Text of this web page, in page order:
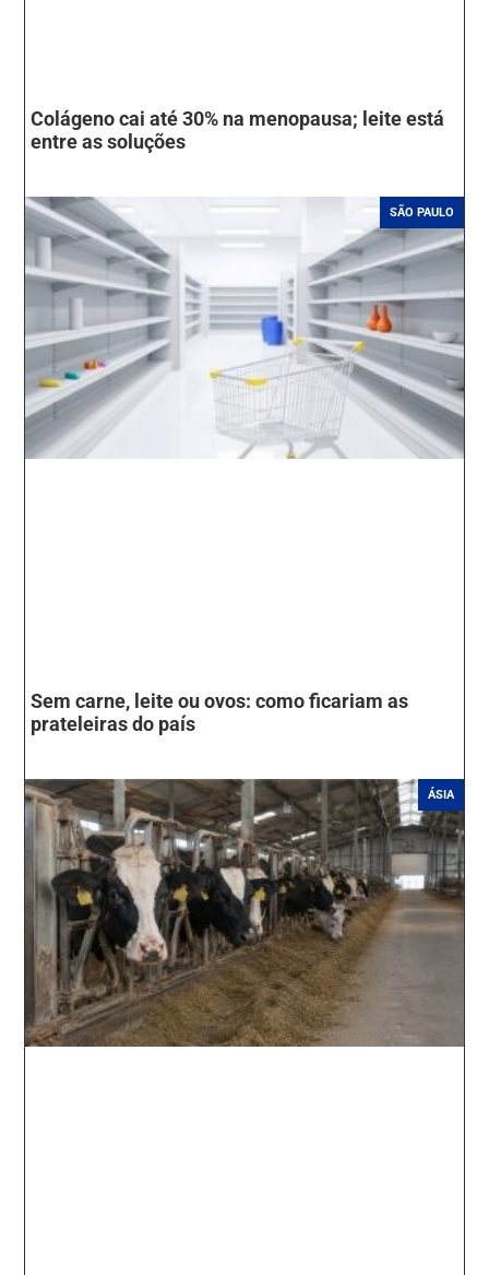
Colágeno cai até 30% na menopausa; leite está
entre as soluções
SÃO PAULO
Sem carne, leite ou ovos: como ficariam as
prateleiras do país
ÁSIA